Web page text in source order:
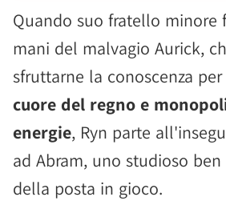
Quando suo fratello minore
mani del malvagio Aurick,
sfruttarne la conoscenza per
cuore del regno e
energie, Ryn parte
ad Abram, uno studioso
della posta in gioco.